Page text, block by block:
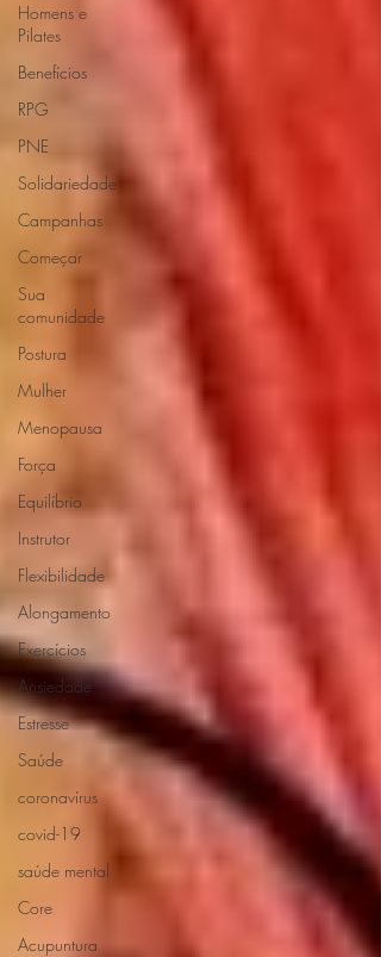
Homens e
Pilates
Benefícios
RPG
PNE
Solidariedade
Campanhas
Começar
Sua
comunidade
Postura
Mulher
Menopausa
Força
Equilíbrio
Instrutor
Flexibilidade
Alongamento
Exercícios
Ansiedade
Estresse
Saúde
coronavírus
covid-19
saúde mental
Core
Acupuntura